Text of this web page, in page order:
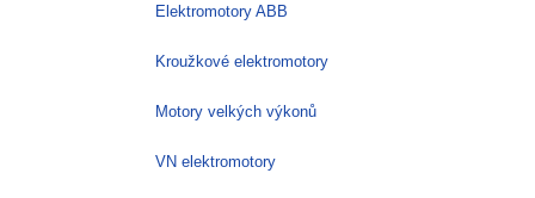
Elektromotory ABB
Kroužkové elektromotory
Motory velkých výkonů
VN elektromotory